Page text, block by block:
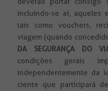
incluindo-se aí, aqueles
tais como vouchers,
viagem (quando
DA SEGURANÇA DO
condições gerais
independentemente da
ciente que participará